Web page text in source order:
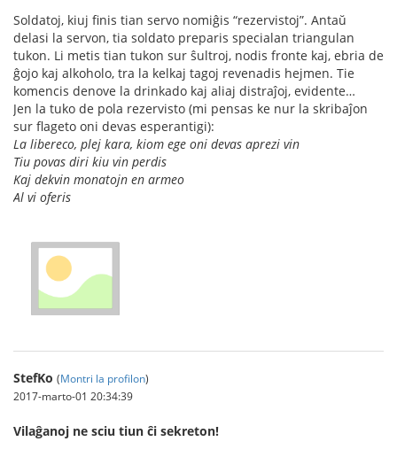
Soldatoj, kiuj finis tian servo nomiĝis “rezervistoj”. Antaŭ
delasi la servon, tia soldato preparis specialan triangulan
tukon. Li metis tian tukon sur ŝultroj, nodis fronte kaj, ebria de
ĝojo kaj alkoholo, tra la kelkaj tagoj revenadis hejmen. Tie
komencis denove la drinkado kaj aliaj distraĵoj, evidente…
Jen la tuko de pola rezervisto (mi pensas ke nur la skribaĵon
sur flageto oni devas esperantigi):
La libereco, plej kara, kiom ege oni devas aprezi vin
Tiu povas diri kiu vin perdis
Kaj dekvin monatojn en armeo
Al vi oferis
StefKo (Montri la profilon)
2017-marto-01 20:34:39
Vilaĝanoj ne sciu tiun ĉi sekreton!